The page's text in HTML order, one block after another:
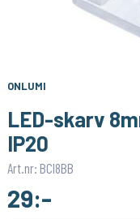
ONLUMI
LED-skarv
IP20
Art.nr: BCI8BB
29:-